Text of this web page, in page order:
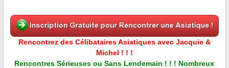
Rencontrez des Célibataires Asiatiques avec Jacquie &
Michel ! ! !
Rencontres Sérieuses ou Sans Lendemain ! ! ! Nombreux